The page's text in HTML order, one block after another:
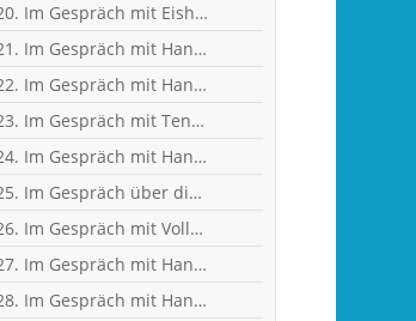
20. Im Gespräch mit Eishockey-"Neu"-Bundestrainer Harold Kreis
21. Im Gespräch mit Handball-Torhüter Can Adanir
22. Im Gespräch mit Handball-Teammanagerin Nina Mattes
23. Im Gespräch mit Tennisprofi Marvin Netuschil
24. Im Gespräch mit Handball-Welt- und Europameister Carsten Lichtlein
25. Im Gespräch über dies und das mit Heilpraktikerin Angelika Rüdel
26. Im Gespräch mit Vollblut-Handballer Florian Eisenträger
27. Im Gespräch mit Handball-Torhüter Jan-Steffen Redwitz
28. Im Gespräch mit Handball-Nationaltorhüterin Isabell Roch